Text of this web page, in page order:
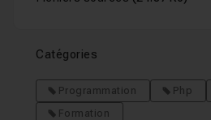
Catégories
Programmation Php
Formation